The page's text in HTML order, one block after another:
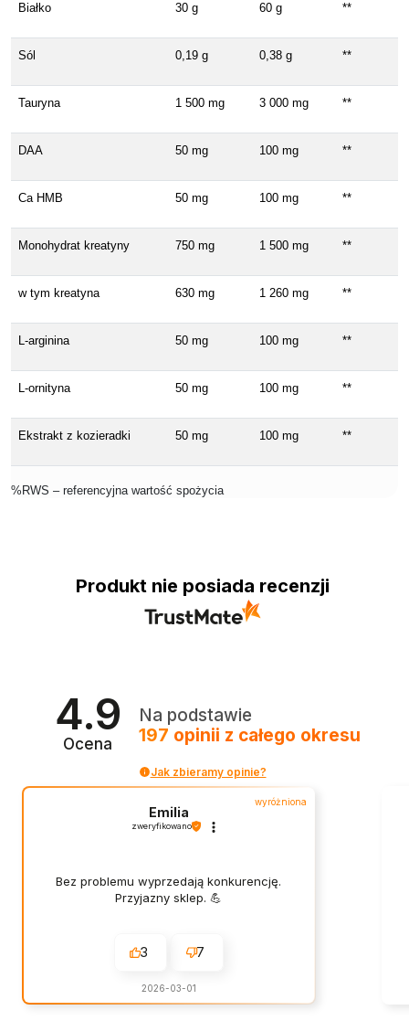
Białko 30 g 60 g **
Sól 0,19 g 0,38 g **
Tauryna 1 500 mg 3 000 mg **
DAA 50 mg 100 mg **
Ca HMB 50 mg 100 mg **
Monohydrat kreatyny 750 mg 1 500 mg **
w tym kreatyna 630 mg 1 260 mg **
L-arginina 50 mg 100 mg **
L-ornityna 50 mg 100 mg **
Ekstrakt z kozieradki 50 mg 100 mg **
%RWS – referencyjna wartość spożycia
Produkt nie posiada recenzji
4.9
Ocena
Na podstawie
197 opinii z całego okresu
Jak zbieramy opinie?
wyróżniona
Emilia
zweryfikowano
Bez problemu wyprzedają konkurencję.
Przyjazny sklep. 💪
3 7
2026-03-01